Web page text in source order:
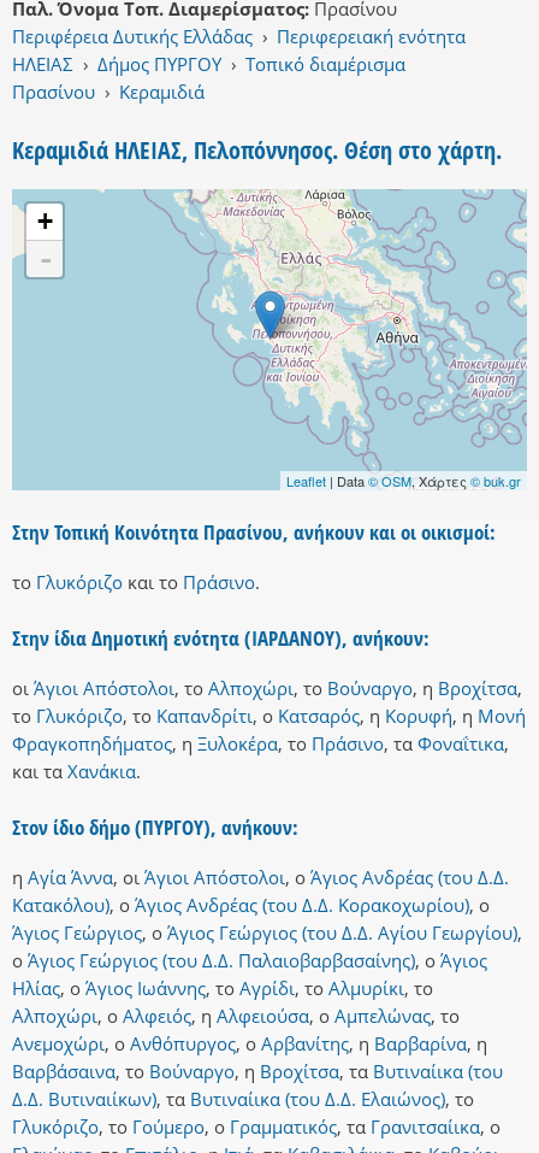
Παλ. Όνομα Τοπ. Διαμερίσματος: Πρασίνου
Περιφέρεια Δυτικής Ελλάδας › Περιφερειακή ενότητα
ΗΛΕΙΑΣ › Δήμος ΠΥΡΓΟΥ › Τοπικό διαμέρισμα
Πρασίνου › Κεραμιδιά
Κεραμιδιά ΗΛΕΙΑΣ, Πελοπόννησος. Θέση στο χάρτη.
+
-
Leaflet | Data© OSM, Χάρτες © buk.gr
Στην Τοπική Κοινότητα Πρασίνου, ανήκουν και οι οικισμοί:
το Γλυκόριζο και το Πράσινο.
Στην ίδια Δημοτική ενότητα (ΙΑΡΔΑΝΟΥ), ανήκουν:
οι Άγιοι Απόστολοι, το Αλποχώρι, το Βούναργο, η Βροχίτσα,
το Γλυκόριζο, το Καπανδρίτι, ο Κατσαρός, η Κορυφή, η Μονή
Φραγκοπηδήματος, η Ξυλοκέρα, το Πράσινο, τα Φοναΐτικα,
και τα Χανάκια.
Στον ίδιο δήμο (ΠΥΡΓΟΥ), ανήκουν:
η Αγία Άννα, οι Άγιοι Απόστολοι, ο Άγιος Ανδρέας (του Δ.Δ.
Κατακόλου), ο Άγιος Ανδρέας (του Δ.Δ. Κορακοχωρίου), ο
Άγιος Γεώργιος, ο Άγιος Γεώργιος (του Δ.Δ. Αγίου Γεωργίου),
ο Άγιος Γεώργιος (του Δ.Δ. Παλαιοβαρβασαίνης), ο Άγιος
Ηλίας, ο Άγιος Ιωάννης, το Αγρίδι, το Αλμυρίκι, το
Αλποχώρι, ο Αλφειός, η Αλφειούσα, ο Αμπελώνας, το
Ανεμοχώρι, ο Ανθόπυργος, ο Αρβανίτης, η Βαρβαρίνα, η
Βαρβάσαινα, το Βούναργο, η Βροχίτσα, τα Βυτιναίικα (του
Δ.Δ. Βυτιναιίκων), τα Βυτιναίικα (του Δ.Δ. Ελαιώνος), το
Γλυκόριζο, το Γούμερο, ο Γραμματικός, τα Γρανιτσαίικα, ο